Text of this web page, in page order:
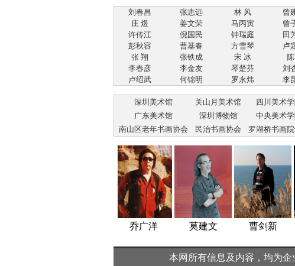
刘春昌 张志远 林 风 曾
庄 煜
姜文荣 马丙寅 曾
许传江
倪国民 钟瑞庭 田
彭秋容
曹基春 方雪琴 卢
张 翔
张铁成 宋 冰
李春彦
李金友 琴楚芬 刘
卢绍武
何锦明 罗永炜 李
深圳美术馆 关山月美术馆 四川美术
广东美术馆
深圳博物馆 中央美术
南山区老年书画协会
民治书画协会 罗湖桥书画
乔广洋 莫建文 曹剑新
本网所有信息及内容，均为